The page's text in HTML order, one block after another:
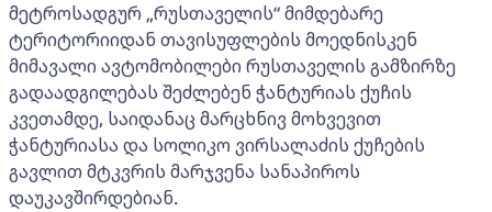
მეტროსადგურ „რუსთაველის“ მიმდებარე
ტერიტორიიდან თავისუფლების მოედნისკენ
მიმავალი ავტომობილები რუსთაველის გამზირზე
გადაადგილებას შეძლებენ ჭანტურიას ქუჩის
კვეთამდე, საიდანაც მარცხნივ მოხვევით
ჭანტურიასა და სოლიკო ვირსალაძის ქუჩების
გავლით მტკვრის მარჯვენა სანაპიროს
დაუკავშირდებიან.